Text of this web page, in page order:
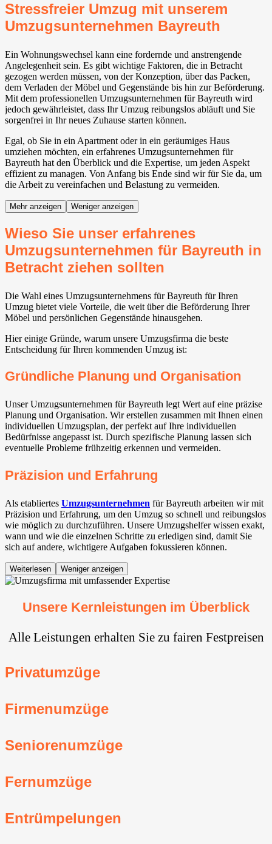
Stressfreier Umzug mit unserem
Umzugsunternehmen Bayreuth
Ein Wohnungswechsel kann eine fordernde und anstrengende
Angelegenheit sein. Es gibt wichtige Faktoren, die in Betracht
gezogen werden müssen, von der Konzeption, über das Packen,
dem Verladen der Möbel und Gegenstände bis hin zur Beförderung.
Mit dem professionellen Umzugsunternehmen für Bayreuth wird
jedoch gewährleistet, dass Ihr Umzug reibungslos abläuft und Sie
sorgenfrei in Ihr neues Zuhause starten können.
Egal, ob Sie in ein Apartment oder in ein geräumiges Haus
umziehen möchten, ein erfahrenes Umzugsunternehmen für
Bayreuth hat den Überblick und die Expertise, um jeden Aspekt
effizient zu managen. Von Anfang bis Ende sind wir für Sie da, um
die Arbeit zu vereinfachen und Belastung zu vermeiden.
Mehr anzeigen Weniger anzeigen
Wieso Sie unser erfahrenes
Umzugsunternehmen für Bayreuth in
Betracht ziehen sollten
Die Wahl eines Umzugsunternehmens für Bayreuth für Ihren
Umzug bietet viele Vorteile, die weit über die Beförderung Ihrer
Möbel und persönlichen Gegenstände hinausgehen.
Hier einige Gründe, warum unsere Umzugsfirma die beste
Entscheidung für Ihren kommenden Umzug ist:
Gründliche Planung und Organisation
Unser Umzugsunternehmen für Bayreuth legt Wert auf eine präzise
Planung und Organisation. Wir erstellen zusammen mit Ihnen einen
individuellen Umzugsplan, der perfekt auf Ihre individuellen
Bedürfnisse angepasst ist. Durch spezifische Planung lassen sich
eventuelle Probleme frühzeitig erkennen und vermeiden.
Präzision und Erfahrung
Als etabliertes Umzugsunternehmen für Bayreuth arbeiten wir mit
Präzision und Erfahrung, um den Umzug so schnell und reibungslos
wie möglich zu durchzuführen. Unsere Umzugshelfer wissen exakt,
wann und wie die einzelnen Schritte zu erledigen sind, damit Sie
sich auf andere, wichtigere Aufgaben fokussieren können.
Weiterlesen Weniger anzeigen
Unsere Kernleistungen im Überblick
Alle Leistungen erhalten Sie zu fairen Festpreisen
Privatumzüge
Firmenumzüge
Seniorenumzüge
Fernumzüge
Entrümpelungen